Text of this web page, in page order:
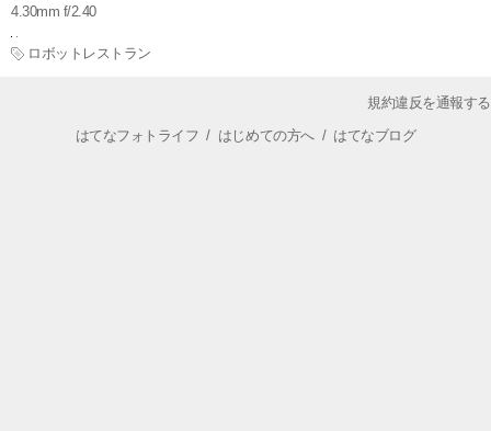
4.30mm f/2.40
ロボットレストラン
規約違反を通報する
はてなフォトライフ / はじめての方へ/ はてなブログ